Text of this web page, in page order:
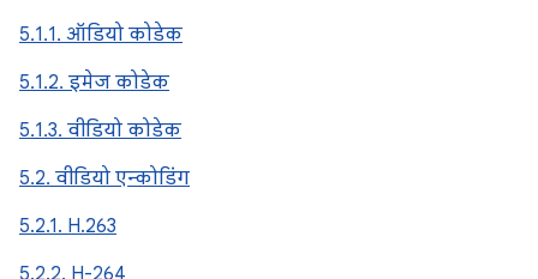
5.1.1. ऑडियो कोडेक
5.1.2. इमेज कोडेक
5.1.3. वीडियो कोडेक
5.2. वीडियो एन्कोडिंग
5.2.1. H.263
5.2.2. H-264